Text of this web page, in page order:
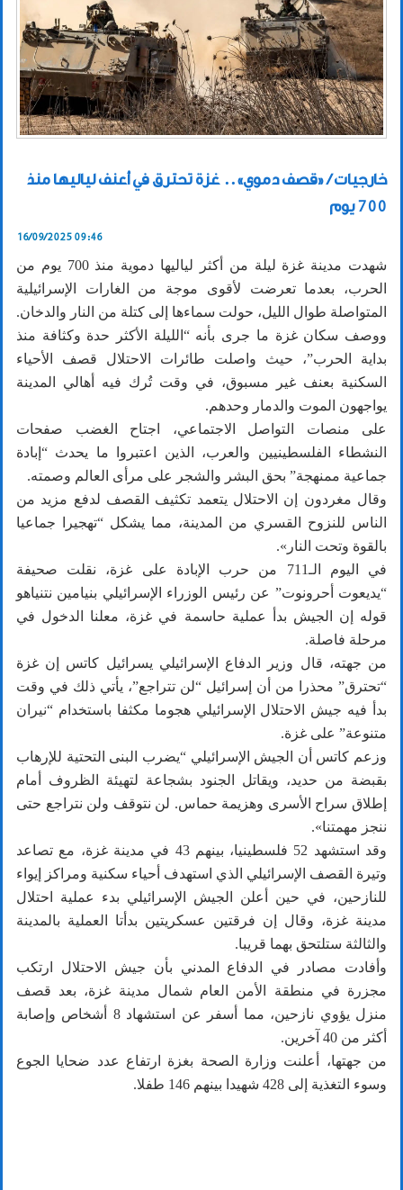
خارجيات / «قصف دموي».. غزة تحترق في أعنف لياليها منذ
700 يوم
16/09/2025 09:46
شهدت مدينة غزة ليلة من أكثر لياليها دموية منذ 700 يوم من
الحرب، بعدما تعرضت لأقوى موجة من الغارات الإسرائيلية
المتواصلة طوال الليل، حولت سماءها إلى كتلة من النار والدخان.
ووصف سكان غزة ما جرى بأنه “الليلة الأكثر حدة وكثافة منذ
بداية الحرب”، حيث واصلت طائرات الاحتلال قصف الأحياء
السكنية بعنف غير مسبوق، في وقت تُرك فيه أهالي المدينة
يواجهون الموت والدمار وحدهم.
على منصات التواصل الاجتماعي، اجتاح الغضب صفحات
النشطاء الفلسطينيين والعرب، الذين اعتبروا ما يحدث “إبادة
جماعية ممنهجة” بحق البشر والشجر على مرأى العالم وصمته.
وقال مغردون إن الاحتلال يتعمد تكثيف القصف لدفع مزيد من
الناس للنزوح القسري من المدينة، مما يشكل “تهجيرا جماعيا
بالقوة وتحت النار».
في اليوم الـ711 من حرب الإبادة على غزة، نقلت صحيفة
“يديعوت أحرونوت” عن رئيس الوزراء الإسرائيلي بنيامين نتنياهو
قوله إن الجيش بدأ عملية حاسمة في غزة، معلنا الدخول في
مرحلة فاصلة.
من جهته، قال وزير الدفاع الإسرائيلي يسرائيل كاتس إن غزة
“تحترق” محذرا من أن إسرائيل “لن تتراجع”، يأتي ذلك في وقت
بدأ فيه جيش الاحتلال الإسرائيلي هجوما مكثفا باستخدام “نيران
متنوعة” على غزة.
وزعم كاتس أن الجيش الإسرائيلي “يضرب البنى التحتية للإرهاب
بقبضة من حديد، ويقاتل الجنود بشجاعة لتهيئة الظروف أمام
إطلاق سراح الأسرى وهزيمة حماس. لن نتوقف ولن نتراجع حتى
ننجز مهمتنا».
وقد استشهد 52 فلسطينيا، بينهم 43 في مدينة غزة، مع تصاعد
وتيرة القصف الإسرائيلي الذي استهدف أحياء سكنية ومراكز إيواء
للنازحين، في حين أعلن الجيش الإسرائيلي بدء عملية احتلال
مدينة غزة، وقال إن فرقتين عسكريتين بدأتا العملية بالمدينة
والثالثة ستلتحق بهما قريبا.
وأفادت مصادر في الدفاع المدني بأن جيش الاحتلال ارتكب
مجزرة في منطقة الأمن العام شمال مدينة غزة، بعد قصف
منزل يؤوي نازحين، مما أسفر عن استشهاد 8 أشخاص وإصابة
أكثر من 40 آخرين.
من جهتها، أعلنت وزارة الصحة بغزة ارتفاع عدد ضحايا الجوع
وسوء التغذية إلى 428 شهيدا بينهم 146 طفلا.